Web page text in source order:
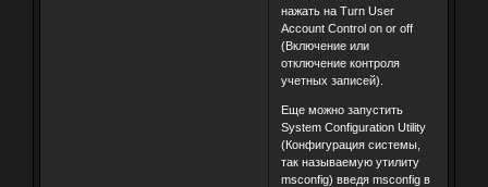
нажать на Turn User
Account Control on or off
(Включение или
отключение контроля
учетных записей).
Еще можно запустить
System Configuration Utility
(Конфигурация системы,
так называемую утилиту
msconfig) введя msconfig в